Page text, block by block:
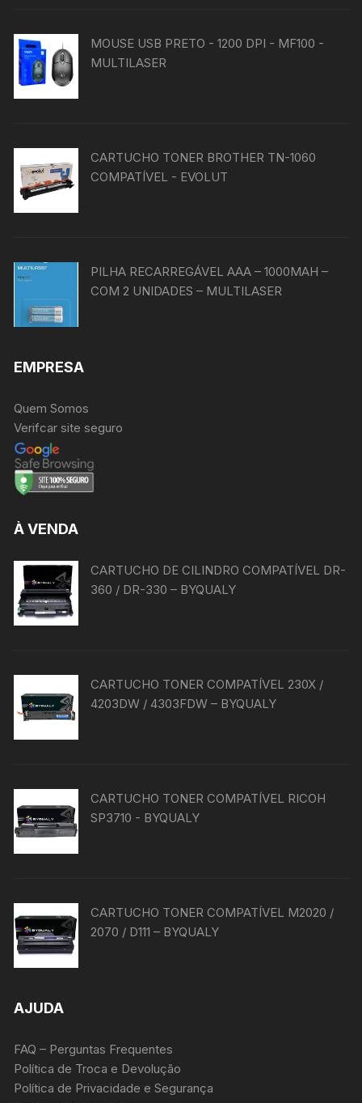
MOUSE USB PRETO - 1200 DPI - MF100 -
MULTILASER
CARTUCHO TONER BROTHER TN-1060
COMPATÍVEL - EVOLUT
PILHA RECARREGÁVEL AAA – 1000MAH –
COM 2 UNIDADES – MULTILASER
EMPRESA
Quem Somos
Verifcar site seguro
À VENDA
CARTUCHO DE CILINDRO COMPATÍVEL DR-
360 / DR-330 – BYQUALY
CARTUCHO TONER COMPATÍVEL 230X /
4203DW / 4303FDW – BYQUALY
CARTUCHO TONER COMPATÍVEL RICOH
SP3710 - BYQUALY
CARTUCHO TONER COMPATÍVEL M2020 /
2070 / D111 – BYQUALY
AJUDA
FAQ – Perguntas Frequentes
Política de Troca e Devolução
Política de Privacidade e Segurança